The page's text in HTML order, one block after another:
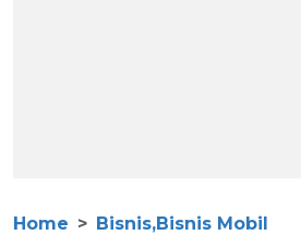
Home Bisnis,Bisnis Mobil